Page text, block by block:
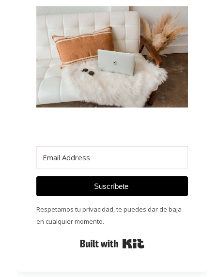
Suscríbete
Respetamos tu privacidad, te puedes dar de baja
en cualquier momento.